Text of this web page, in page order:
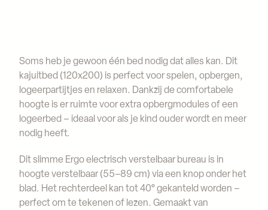
Soms heb je gewoon één bed nodig dat alles kan. Dit
kajuitbed (120x200) is perfect voor spelen, opbergen,
logeerpartijtjes en relaxen. Dankzij de comfortabele
hoogte is er ruimte voor extra opbergmodules of een
logeerbed – ideaal voor als je kind ouder wordt en meer
nodig heeft.
Dit slimme Ergo electrisch verstelbaar bureau is in
hoogte verstelbaar (55–89 cm) via een knop onder het
blad. Het rechterdeel kan tot 40° gekanteld worden –
perfect om te tekenen of lezen. Gemaakt van